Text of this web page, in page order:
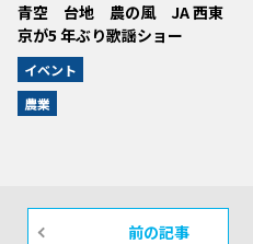
青空 台地 農の風 JA 西東
京が5 年ぶり歌謡ショー
イベント
農業
前の記事